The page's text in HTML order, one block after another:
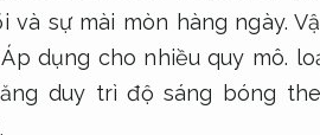
và sự mài mòn hàng ngày.
Áp dụng cho nhiều quy mô.
duy trì độ sáng bóng